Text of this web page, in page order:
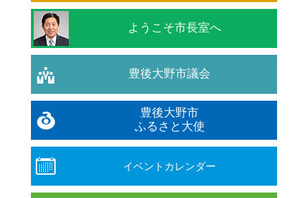
ようこそ市長室へ
豊後大野市議会
豊後大野市
ふるさと大使
イベントカレンダー